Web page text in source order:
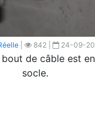
| 842 | 24-09-
de câble est
socle.